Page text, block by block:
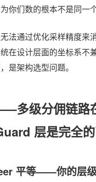
你们数的根本不是同一
法通过优化采样精度来
在设计层面的坐标系不
是架构选型问题。
多级分佣链路
层是完全
平等——你的层